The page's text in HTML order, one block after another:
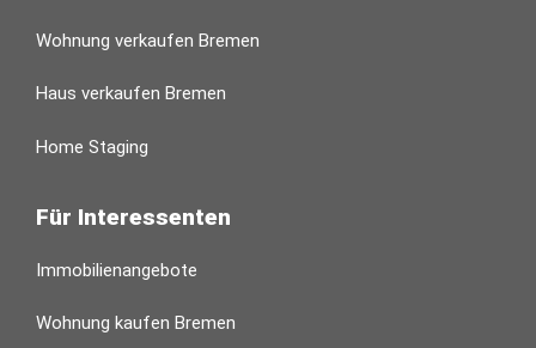
Wohnung verkaufen Bremen
Haus verkaufen Bremen
Home Staging
Für Interessenten
Immobilienangebote
Wohnung kaufen Bremen